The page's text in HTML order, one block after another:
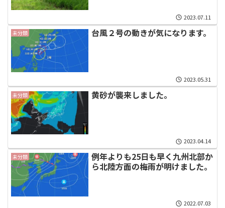
2023.07.11
未分類 台風２号の動きが気になります。
2023.05.31
未分類 黄砂が襲来しました。
2023.04.14
未分類
例年よりも25日も早く九州北部か
ら北陸方面の梅雨が明けました。
2022.07.03